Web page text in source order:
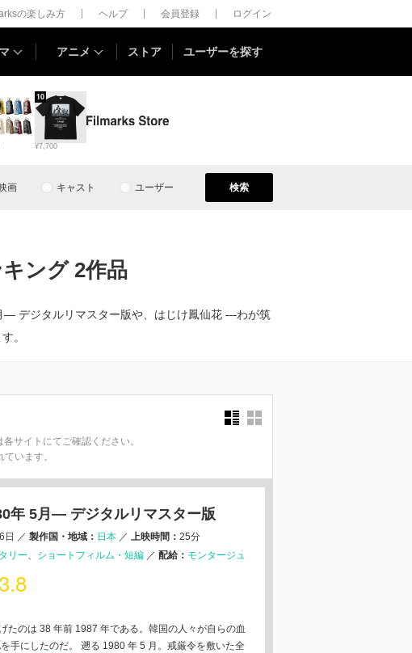
の楽しみ方 ヘルプ 会員登録 ログイン
アニメ ストア ユーザーを探す
¥7,700
10
画 キャスト ユーザー 検索
ング 2作品
— デジタルリマスター版や、はじけ鳳仙花 —わが筑
。
サイトにてご確認ください。
います。
年 5月— デジタルリマスター版
日 ／ 製作国・地域： 日本 ／ 上映時間： 25分
リー ショートフィルム・短編 ／ 配給： モンタージュ
3.8
たのは 38 年前 1987 年である。韓国の人々が自らの血
手にしたのだ。 遡る 1980 年 5 月。戒厳令を敷いた全